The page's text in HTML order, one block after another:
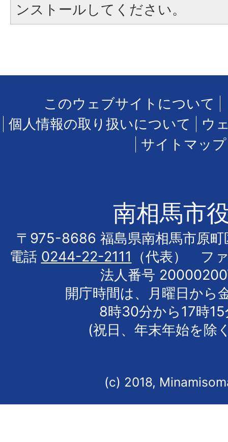
ンストールしてください。
このウェブサイトについて
個人情報の取り扱いについて
ウ
サイトマップ
南相馬市
〒975-8686 福島県南相馬市原町
電話 0244-22-2111
（代表） フ
法人番号
開庁時間は、月曜日から
8時30分から17時
(祝日、年末年始を除
(c) 2018,